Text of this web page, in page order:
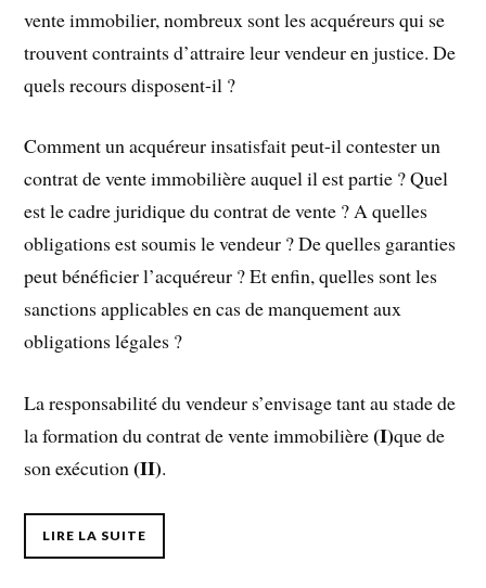
vente immobilier, nombreux sont les acquéreurs qui se
trouvent contraints d’attraire leur vendeur en justice. De
quels recours disposent-il ?
Comment un acquéreur insatisfait peut-il contester un
contrat de vente immobilière auquel il est partie ? Quel
est le cadre juridique du contrat de vente ? A quelles
obligations est soumis le vendeur ? De quelles garanties
peut bénéficier l’acquéreur ? Et enfin, quelles sont les
sanctions applicables en cas de manquement aux
obligations légales ?
La responsabilité du vendeur s’envisage tant au stade de
la formation du contrat de vente immobilière(I)que de
son exécution(II).
LIRE LA SUITE